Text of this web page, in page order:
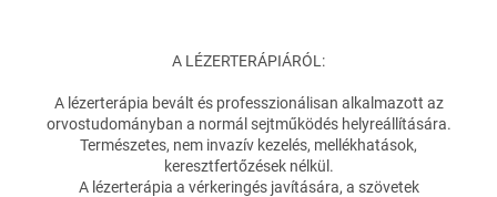
A LÉZERTERÁPIÁRÓL:
A lézerterápia bevált és professzionálisan alkalmazott az
orvostudományban a normál sejtműködés helyreállítására.
Természetes, nem invazív kezelés, mellékhatások,
keresztfertőzések nélkül.
A lézerterápia a vérkeringés javítására, a szövetek